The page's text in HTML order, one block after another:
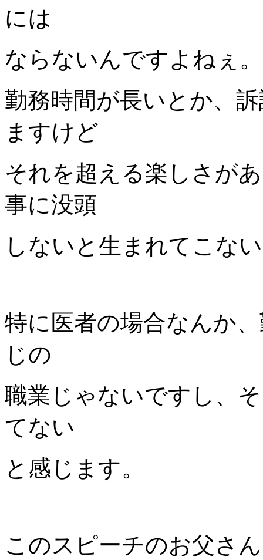
には
ならないんですよねぇ。
勤務時間が長いとか、
ますけど
それを超える楽しさが
事に没頭
しないと生まれてこな
特に医者の場合なんか
じの
職業じゃないですし、
てない
と感じます。
このスピーチのお父さ